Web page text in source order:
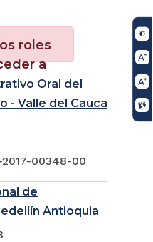
roles
a
Oral del
- Valle del Cauca
2017-00348-00
de
Antioquia